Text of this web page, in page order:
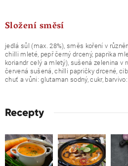
Složení směsí
jedlá sůl (max. 28%), směs koření v
chilli mleté, pepř černý drcený, paprika
koriandr celý a mletý), sušená zelenina v
červená sušená, chilli papričky drcené,
chuť a vůni: glutaman sodný, cukr,
Recepty